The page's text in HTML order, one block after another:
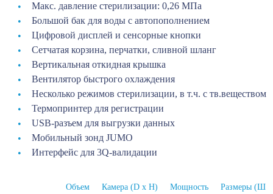
Макс. давление стерилизации: 0,26 МПа
Большой бак для воды с автопополнением
Цифровой дисплей и сенсорные кнопки
Сетчатая корзина, перчатки, сливной шланг
Вертикальная откидная крышка
Вентилятор быстрого охлаждения
Несколько режимов стерилизации, в т.ч. с тв.веществом
Термопринтер для регистрации
USB-разъем для выгрузки данных
Мобильный зонд JUMO
Интерфейс для 3Q-валидации
Объем Камера (D х H) Мощность Размеры (Ш